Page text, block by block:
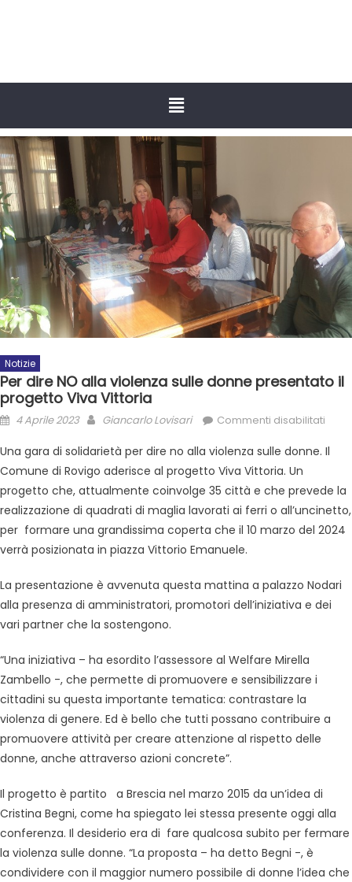
Notizie
Per dire NO alla violenza sulle donne presentato il
progetto Viva Vittoria
4 Aprile 2023 Giancarlo Lovisari Commenti disabilitati
Una gara di solidarietà per dire no alla violenza sulle donne. Il
Comune di Rovigo aderisce al progetto Viva Vittoria. Un
progetto che, attualmente coinvolge 35 città e che prevede la
realizzazione di quadrati di maglia lavorati ai ferri o all’uncinetto,
per formare una grandissima coperta che il 10 marzo del 2024
verrà posizionata in piazza Vittorio Emanuele.
La presentazione è avvenuta questa mattina a palazzo Nodari
alla presenza di amministratori, promotori dell’iniziativa e dei
vari partner che la sostengono.
“Una iniziativa – ha esordito l’assessore al Welfare Mirella
Zambello -, che permette di promuovere e sensibilizzare i
cittadini su questa importante tematica: contrastare la
violenza di genere. Ed è bello che tutti possano contribuire a
promuovere attività per creare attenzione al rispetto delle
donne, anche attraverso azioni concrete”.
Il progetto è partito a Brescia nel marzo 2015 da un’idea di
Cristina Begni, come ha spiegato lei stessa presente oggi alla
conferenza. Il desiderio era di fare qualcosa subito per fermare
la violenza sulle donne. “La proposta – ha detto Begni -, è
condividere con il maggior numero possibile di donne l’idea che